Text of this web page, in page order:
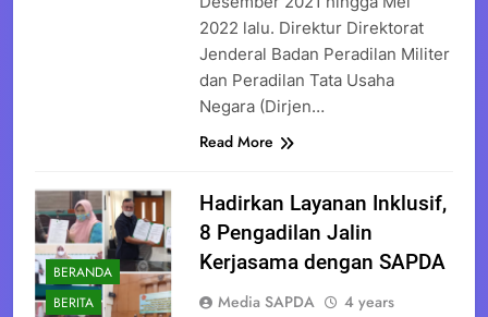
2022 lalu. Direktur Direktorat
Jenderal Badan Peradilan Militer
dan Peradilan Tata Usaha
Negara (Dirjen…
Read More
BERANDA
BERITA
Hadirkan Layanan Inklusif,
8 Pengadilan Jalin
Kerjasama dengan SAPDA
Media SAPDA 4 years